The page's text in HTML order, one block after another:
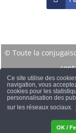
Ce site utilise des
navigation, vous
cookies pour les
personnalisation des
sur les réseaux sociaux.
OK /
© Toute la